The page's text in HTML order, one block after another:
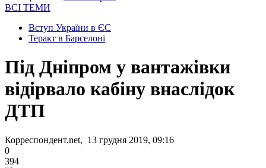
ВСІ ТЕМИ
Вступ України в ЄС
Теракт в Барселоні
Під Дніпром у вантажівки
відірвало кабіну внаслідок
ДТП
Корреспондент.net, 13 грудня 2019, 09:16
0
394